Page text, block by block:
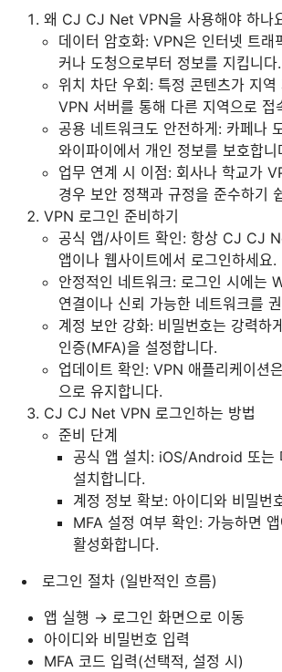
왜 CJ CJ Net VPN을 사용해야 하나
데이터 암호화: VPN은 인터넷 트래
커나 도청으로부터 정보를 지킵니다.
위치 차단 우회: 특정 콘텐츠가 지역
VPN 서버를 통해 다른 지역으로 접
공용 네트워크도 안전하게: 카페나
와이파이에서 개인 정보를 보호합니
업무 연계 시 이점: 회사나 학교가
경우 보안 정책과 규정을 준수하기
VPN 로그인 준비하기
공식 앱/사이트 확인: 항상 CJ CJ
앱이나 웹사이트에서 로그인하세요.
안정적인 네트워크: 로그인 시에는
연결이나 신뢰 가능한 네트워크를
계정 보안 강화: 비밀번호는 강력하
인증(MFA)을 설정합니다.
업데이트 확인: VPN 애플리케이션
으로 유지합니다.
CJ CJ Net VPN 로그인하는 방법
준비 단계
공식 앱 설치: iOS/Android 또는
설치합니다.
계정 정보 확보: 아이디와 비밀번
MFA 설정 여부 확인: 가능하면
활성화합니다.
로그인 절차 (일반적인 흐름)
앱 실행 → 로그인 화면으로 이동
아이디와 비밀번호 입력
MFA 코드 입력(선택적, 설정 시)